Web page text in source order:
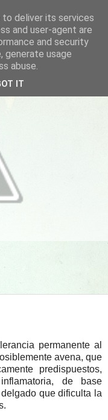
permanente al
avena, que
predispuestos,
de base
que dificulta la
deliver its services
and user-agent are
and security
generate usage
abuse.
IT